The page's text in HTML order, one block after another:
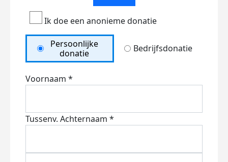
Ik doe een anonieme donatie
Persoonlijke
donatie
Bedrijfsdonatie
Voornaam *
Tussenv. Achternaam *